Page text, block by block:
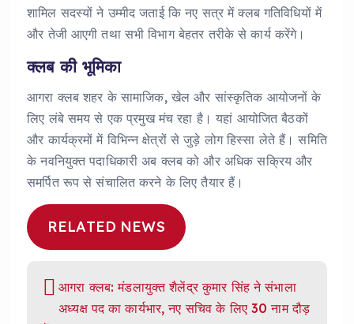
शामिल सदस्यों ने उम्मीद जताई कि नए सत्र में क्लब गतिविधियों में
और तेजी आएगी तथा सभी विभाग बेहतर तरीके से कार्य करेंगे।
क्लब की भूमिका
आगरा क्लब शहर के सामाजिक, खेल और सांस्कृतिक आयोजनों के
लिए लंबे समय से एक प्रमुख मंच रहा है। यहां आयोजित बैठकों
और कार्यक्रमों में विभिन्न क्षेत्रों से जुड़े लोग हिस्सा लेते हैं। समिति
के नवनियुक्त पदाधिकारी अब क्लब को और अधिक सक्रिय और
समर्पित रूप से संचालित करने के लिए तैयार हैं।
RELATED NEWS
आगरा क्लब: मंडलायुक्त शैलेंद्र कुमार सिंह ने संभाला
अध्यक्ष पद का कार्यभार, नए सचिव के लिए 30 नाम दौड़